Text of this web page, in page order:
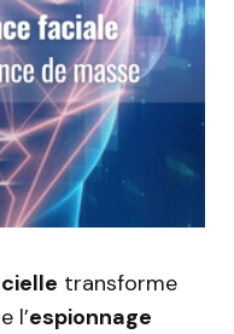
transforme
l’espionnage